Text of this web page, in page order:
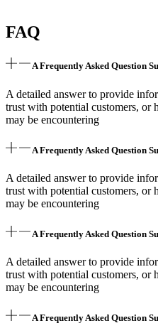
FAQ
A Frequently Asked Question
A detailed answer to provide
trust with potential customers, or
may be encountering
A Frequently Asked Question
A detailed answer to provide
trust with potential customers, or
may be encountering
A Frequently Asked Question
A detailed answer to provide
trust with potential customers, or
may be encountering
A Frequently Asked Question